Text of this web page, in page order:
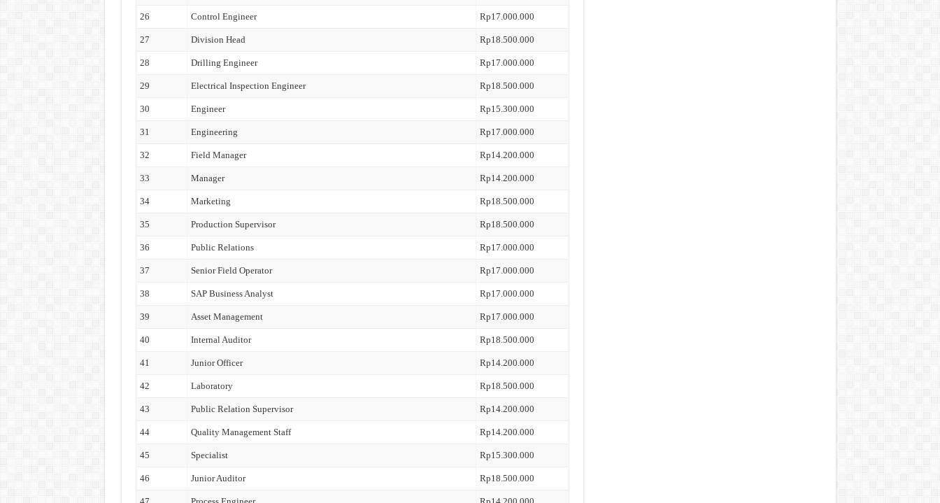
26 Control Engineer Rp17.000.000
27 Division Head Rp18.500.000
28 Drilling Engineer Rp17.000.000
29 Electrical Inspection Engineer Rp18.500.000
30 Engineer Rp15.300.000
31 Engineering Rp17.000.000
32 Field Manager Rp14.200.000
33 Manager Rp14.200.000
34 Marketing Rp18.500.000
35 Production Supervisor Rp18.500.000
36 Public Relations Rp17.000.000
37 Senior Field Operator Rp17.000.000
38 SAP Business Analyst Rp17.000.000
39 Asset Management Rp17.000.000
40 Internal Auditor Rp18.500.000
41 Junior Officer Rp14.200.000
42 Laboratory Rp18.500.000
43 Public Relation Supervisor Rp14.200.000
44 Quality Management Staff Rp14.200.000
45 Specialist Rp15.300.000
46 Junior Auditor Rp18.500.000